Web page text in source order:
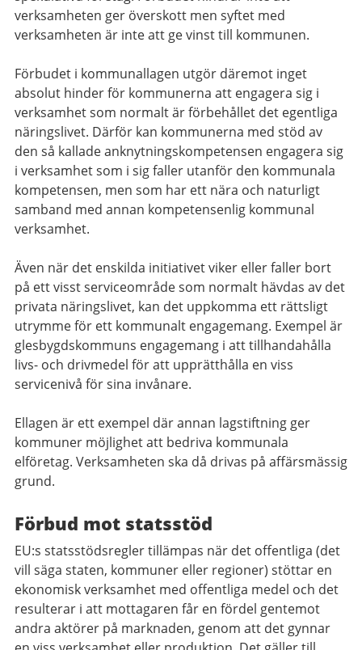
verksamheten ger överskott men syftet med
verksamheten är inte att ge vinst till kommunen.
Förbudet i kommunallagen utgör däremot inget
absolut hinder för kommunerna att engagera sig i
verksamhet som normalt är förbehållet det egentliga
näringslivet. Därför kan kommunerna med stöd av
den så kallade anknytningskompetensen engagera sig
i verksamhet som i sig faller utanför den kommunala
kompetensen, men som har ett nära och naturligt
samband med annan kompetensenlig kommunal
verksamhet.
Även när det enskilda initiativet viker eller faller bort
på ett visst serviceområde som normalt hävdas av det
privata näringslivet, kan det uppkomma ett rättsligt
utrymme för ett kommunalt engagemang. Exempel är
glesbygdskommuns engagemang i att tillhandahålla
livs- och drivmedel för att upprätthålla en viss
servicenivå för sina invånare.
Ellagen är ett exempel där annan lagstiftning ger
kommuner möjlighet att bedriva kommunala
elföretag. Verksamheten ska då drivas på affärsmässig
grund.
Förbud mot statsstöd
EU:s statsstödsregler tillämpas när det offentliga (det
vill säga staten, kommuner eller regioner) stöttar en
ekonomisk verksamhet med offentliga medel och det
resulterar i att mottagaren får en fördel gentemot
andra aktörer på marknaden, genom att det gynnar